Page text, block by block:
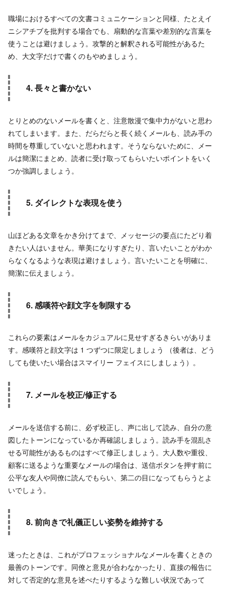
職場におけるすべての文書コミュニケーションと同様、たとえイ
ニシアチブを批判する場合でも、扇動的な言葉や差別的な言葉を
使うことは避けましょう。攻撃的と解釈される可能性があるた
め、大文字だけで書くのもやめましょう。
4. 長々と書かない
とりとめのないメールを書くと、注意散漫で集中力がないと思わ
れてしまいます。また、だらだらと長く続くメールも、読み手の
時間を尊重していないと思われます。そうならないために、メー
ルは簡潔にまとめ、読者に受け取ってもらいたいポイントをいく
つか強調しましょう。
5. ダイレクトな表現を使う
山ほどある文章をかき分けてまで、メッセージの要点にたどり着
きたい人はいません。華美になりすぎたり、言いたいことがわか
らなくなるような表現は避けましょう。言いたいことを明確に、
簡潔に伝えましょう。
6. 感嘆符や顔文字を制限する
これらの要素はメールをカジュアルに見せすぎるきらいがありま
す。感嘆符と顔文字は 1 つずつに限定しましょう （後者は、どう
しても使いたい場合はスマイリー フェイスにしましょう）。
7. メールを校正/修正する
メールを送信する前に、必ず校正し、声に出して読み、自分の意
図したトーンになっているか再確認しましょう。読み手を混乱さ
せる可能性があるものはすべて修正しましょう。大人数や重役、
顧客に送るような重要なメールの場合は、送信ボタンを押す前に
公平な友人や同僚に読んでもらい、第二の目になってもらうとよ
いでしょう。
8. 前向きで礼儀正しい姿勢を維持する
迷ったときは、これがプロフェッショナルなメールを書くときの
最善のトーンです。同僚と意見が合わなかったり、直接の報告に
対して否定的な意見を述べたりするような難しい状況であって